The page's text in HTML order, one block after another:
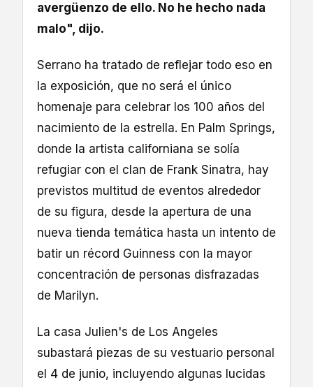
avergüenzo de ello. No he hecho nada
malo", dijo.
Serrano ha tratado de reflejar todo eso en
la exposición, que no será el único
homenaje para celebrar los 100 años del
nacimiento de la estrella. En Palm Springs,
donde la artista californiana se solía
refugiar con el clan de Frank Sinatra, hay
previstos multitud de eventos alrededor
de su figura, desde la apertura de una
nueva tienda temática hasta un intento de
batir un récord Guinness con la mayor
concentración de personas disfrazadas
de Marilyn.
La casa Julien's de Los Angeles
subastará piezas de su vestuario personal
el 4 de junio, incluyendo algunas lucidas